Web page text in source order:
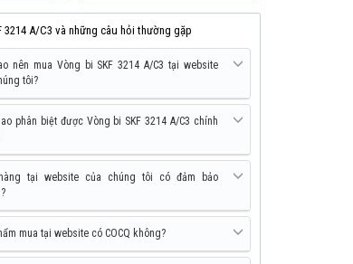
3214 A/C3 và những câu hỏi thường gặp
nên mua Vòng bi SKF 3214 A/C3 tại website
tôi?
phân biệt được Vòng bi SKF 3214 A/C3 chính
tại website của chúng tôi có đảm bảo
mua tại website có COCQ không?